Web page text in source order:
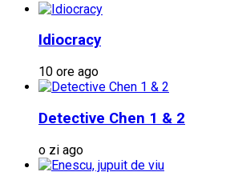
Idiocracy
10 ore ago
Detective Chen 1 & 2
o zi ago